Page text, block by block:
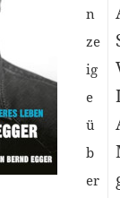
n
ze
ig
e
ü
b
er